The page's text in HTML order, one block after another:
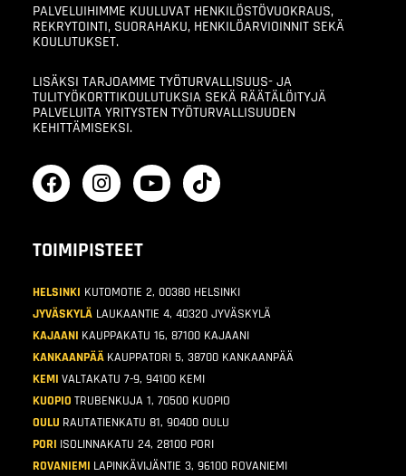
PALVELUIHIMME KUULUVAT HENKILÖSTÖVUOKRAUS,
REKRYTOINTI, SUORAHAKU, HENKILÖARVIOINNIT SEKÄ
KOULUTUKSET.
LISÄKSI TARJOAMME TYÖTURVALLISUUS- JA
TULITYÖKORTTIKOULUTUKSIA SEKÄ RÄÄTÄLÖITYJÄ
PALVELUITA YRITYSTEN TYÖTURVALLISUUDEN
KEHITTÄMISEKSI.
TOIMIPISTEET
HELSINKI KUTOMOTIE 2, 00380 HELSINKI
JYVÄSKYLÄLAUKAANTIE 4, 40320 JYVÄSKYLÄ
KAJAANI KAUPPAKATU 16, 87100 KAJAANI
KANKAANPÄÄ KAUPPATORI 5, 38700 KANKAANPÄÄ
KEMI VALTAKATU 7-9, 94100 KEMI
KUOPIO TRUBENKUJA 1, 70500 KUOPIO
OULU RAUTATIENKATU 81, 90400 OULU
PORI ISOLINNAKATU 24, 28100 PORI
ROVANIEMI LAPINKÄVIJÄNTIE 3, 96100 ROVANIEMI